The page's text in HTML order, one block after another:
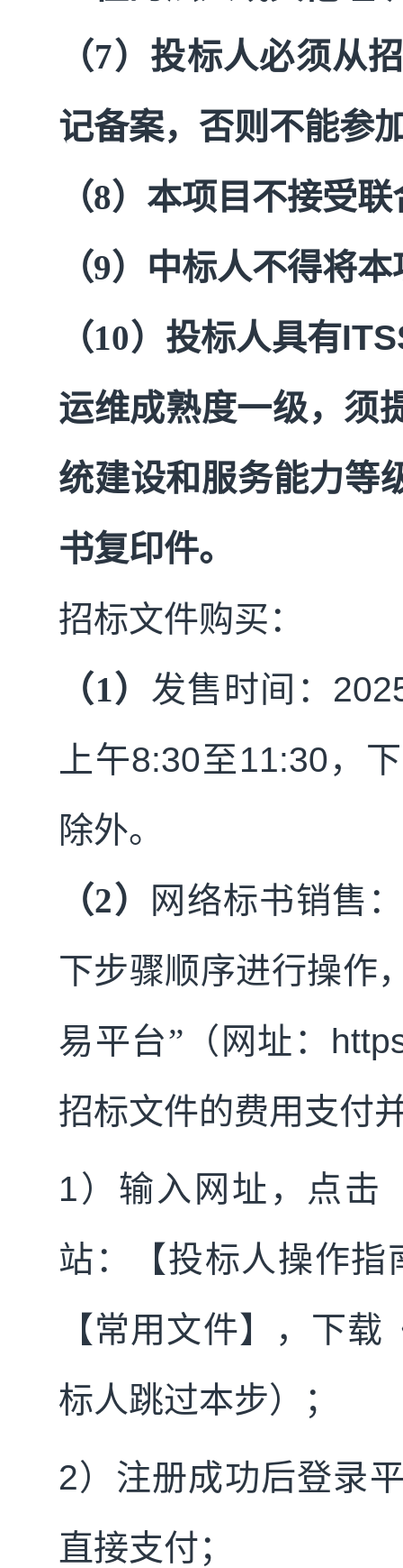
（7）投标人必须从
记备案，否则不能参
（8）本项目不接受
（9）中标人不得将
（10）投标人具有
运维成熟度一级，须
统建设和服务能力等
书复印件。
招标文件购买：
（1） 发售时间：
上午8:30至11:30，
除外。
（2）
网络标书销售
下步骤顺序进行操作
易平台”（网址：
招标文件的费用支付
1 ）输入网址，点击
站：【投标人操作指
【常用文件】，下载
标人跳过本步）；
2）注册成功后登录
直接支付；